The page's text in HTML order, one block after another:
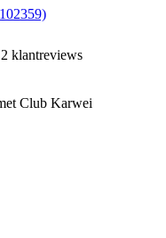
klantreviews
Club Karwei